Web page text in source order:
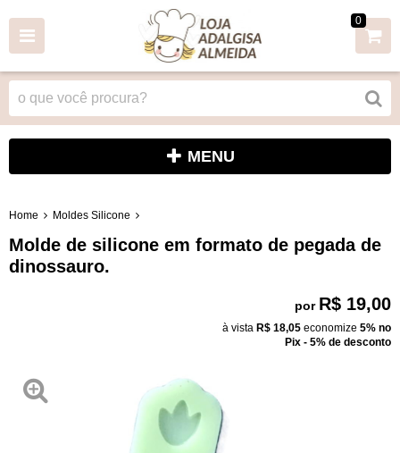
0
MENU
Home Moldes Silicone
Molde de silicone em formato de pegada de
dinossauro.
por R$ 19,00
à vista R$ 18,05 economize 5% no
Pix - 5% de desconto